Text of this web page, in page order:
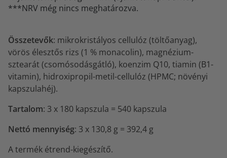
***NRV még nincs meghatározva.
Összetevők: mikrokristályos cellulóz (töltőanyag),
vörös élesztős rizs (1 % monacolin), magnézium-
sztearát (csomósodásgátló), koenzim Q10, tiamin (B1-
vitamin), hidroxipropil-metil-cellulóz (HPMC; növényi
kapszulahéj).
Tartalom: 3 x 180 kapszula = 540 kapszula
Nettó mennyiség: 3 x 130,8 g = 392,4 g
A termék étrend-kiegészítő.